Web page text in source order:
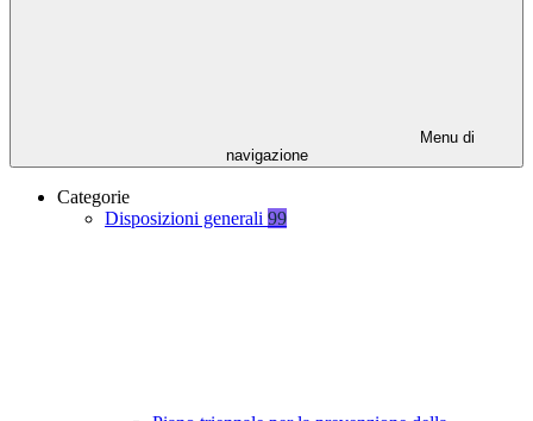
Menu di
navigazione
Categorie
Disposizioni generali 99